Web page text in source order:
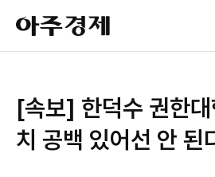
아
주
경
[속보] 한덕수 권한
치 공백 있어선 안 된